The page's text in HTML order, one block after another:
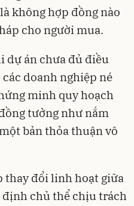
không hợp đồng nào
cho người mua.
dự án chưa đủ điều
doanh nghiệp né
minh quy hoạch
tưởng như nắm
bản thỏa thuận vô
thay đổi linh hoạt giữa
định chủ thể chịu trách